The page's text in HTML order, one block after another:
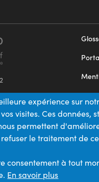
Plan
expérience sur
visites. Ces données,
permettent
le traitement de
consentement à tout
En savoir plus